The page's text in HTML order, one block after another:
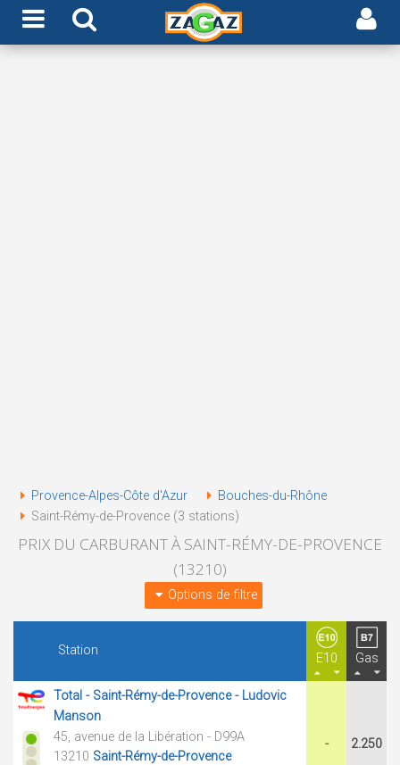
Provence-Alpes-Côte d'Azur
Bouches-du-Rhône
Saint-Rémy-de-Provence (3 stations)
PRIX DU CARBURANT À SAINT-RÉMY-DE-PROVENCE
(13210)
Options de filtre
Station
E10 Gas
Total - Saint-Rémy-de-Provence - Ludovic
Manson
45, avenue de la Libération - D99A
13210 Saint-Rémy-de-Provence
- 2.250